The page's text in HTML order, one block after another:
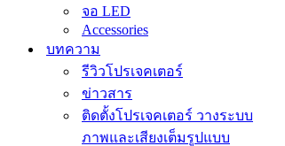
จอ LED
Accessories
บทความ
รีวิวโปรเจคเตอร์
ข่าวสาร
ติดตั้งโปรเจคเตอร์ วางระบบ
ภาพและเสียงเต็มรูปแบบ